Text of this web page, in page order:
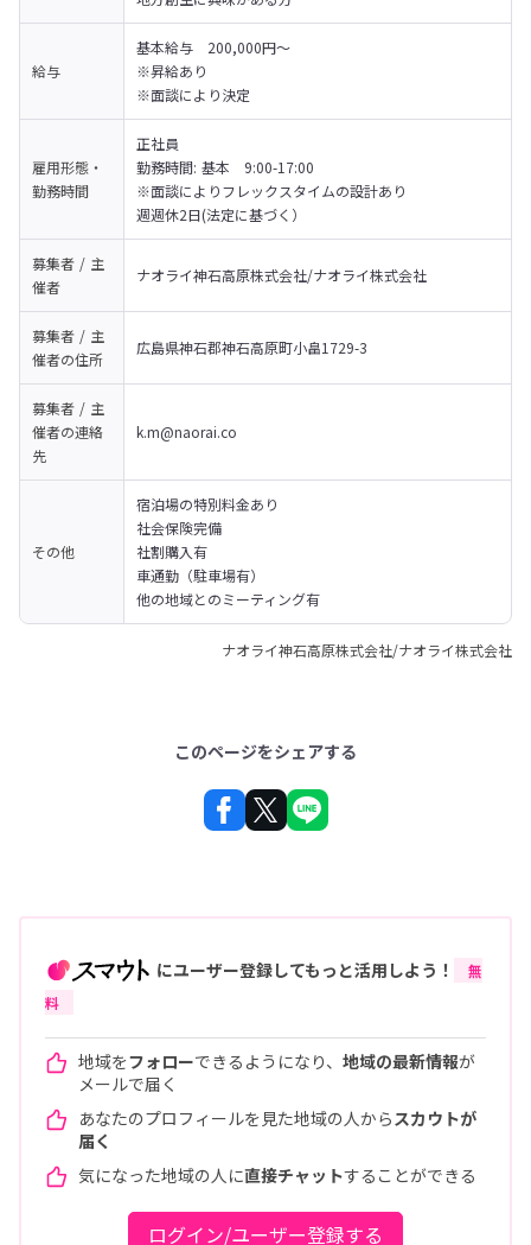
給与
基本給与　200,000円〜
※昇給あり
※面談により決定
雇用形態・
勤務時間
正社員
勤務時間: 基本　9:00-17:00
※面談によりフレックスタイムの設計あり
週週休2日(法定に基づく）
募集者 / 主
催者
ナオライ神石高原株式会社/ナオライ株式会社
募集者 / 主
催者の住所
広島県神石郡神石高原町小畠1729-3
募集者 / 主
催者の連絡
先
k.m@naorai.co
その他
宿泊場の特別料金あり
社会保険完備
社割購入有
車通勤（駐車場有）
他の地域とのミーティング有
ナオライ神石高原株式会社/ナオライ株式会社
このページをシェアする
にユーザー登録してもっと活用しよう！
無
料
地域をフォローできるようになり、 地域の最新情報が
メールで届く
あなたのプロフィールを見た地域の人から スカウトが
届く
気になった地域の人に直接チャットすることができる
ログイン/ユーザー登録する